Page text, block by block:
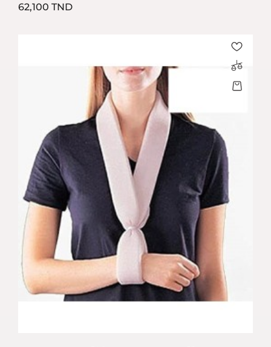
62,100 TNDPrix